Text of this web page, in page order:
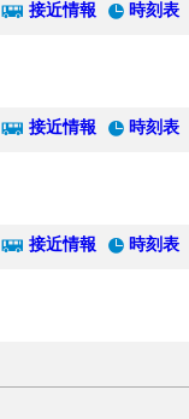
接近情報 時刻表
接近情報 時刻表
接近情報 時刻表